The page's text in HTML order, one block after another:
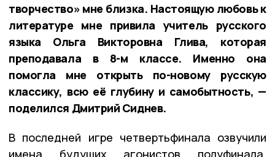
творчество» мне близка. Настоящую любовь к
литературе мне привила учитель русского
языка Ольга Викторовна Глива, которая
преподавала в 8-м классе. Именно она
помогла мне открыть по-новому русскую
классику, всю её глубину и самобытность, —
поделился Дмитрий Сиднев.
В последней игре четвертьфинала озвучили
имена будущих агонистов полуфинала.